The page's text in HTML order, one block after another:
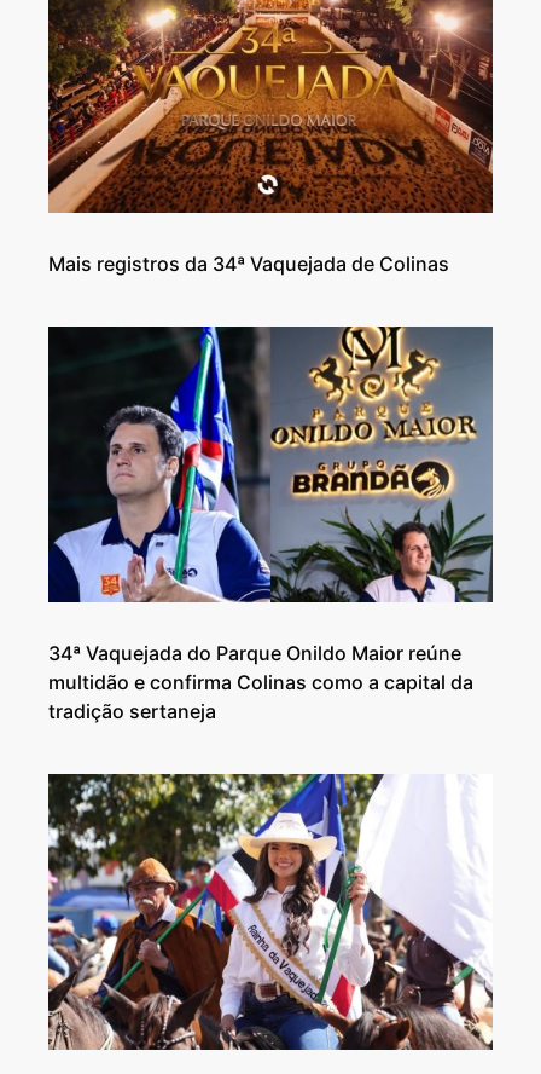
Mais registros da 34ª Vaquejada de Colinas
34ª Vaquejada do Parque Onildo Maior reúne
multidão e confirma Colinas como a capital da
tradição sertaneja